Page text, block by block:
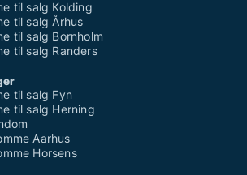
til salg Kolding
til salg Århus
til salg Bornholm
til salg Randers
til salg Fyn
til salg Herning
Aarhus
Horsens